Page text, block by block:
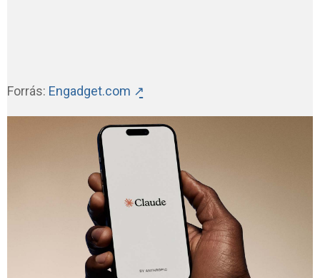
Forrás: Engadget.com ↗̱